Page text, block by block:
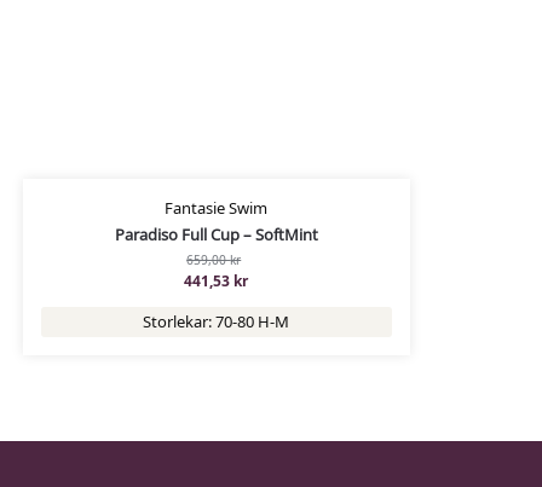
Fantasie Swim
Paradiso Full Cup – SoftMint
659,00kr
441,53 kr
Storlekar: 70-80 H-M